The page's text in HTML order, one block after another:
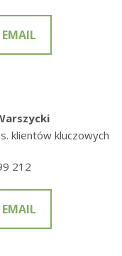
EMAIL
klientów kluczowych
212
EMAIL